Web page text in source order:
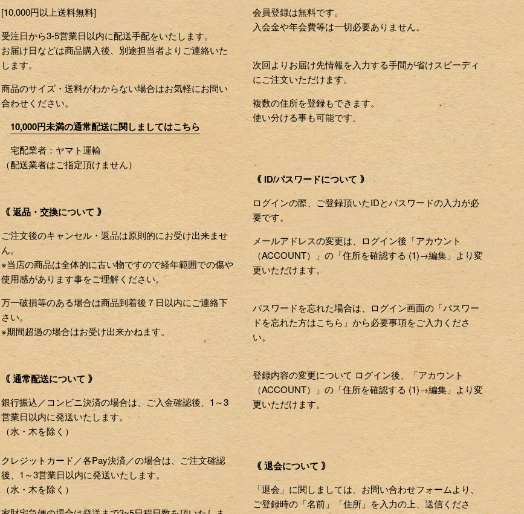
[10,000円以上送料無料]
受注日から3-5営業日以内に配送手配をいたします。
お届け日などは商品購入後、別途担当者よりご連絡いた
します。
商品のサイズ・送料がわからない場合はお気軽にお問い
合わせください。
10,000円未満の通常配送に関しましてはこちら
宅配業者：ヤマト運輸
（配送業者はご指定頂けません）
｟ 返品・交換について ｠
ご注文後のキャンセル・返品は原則的にお受け出来ませ
ん。
※当店の商品は全体的に古い物ですので経年範囲での傷や
使用感があります事をご理解ください。
万一破損等のある場合は商品到着後７日以内にご連絡下
さい。
※期間超過の場合はお受け出来かねます。
｟ 通常配送について ｠
銀行振込／コンビニ決済の場合は、ご入金確認後、1～3
営業日以内に発送いたします。
（水・木を除く）
クレジットカード／各Pay決済／の場合は、ご注文確認
後、1～3営業日以内に発送いたします。
（水・木を除く）
会員登録は無料です。
入会金や年会費等は一切必要ありません。
次回よりお届け先情報を入力する手間が省けスピーディ
にご注文いただけます。
複数の住所を登録もできます。
使い分ける事も可能です。
｟ ID/パスワードについて ｠
ログインの際、ご登録頂いたIDとパスワードの入力が必
要です。
メールアドレスの変更は、ログイン後「アカウント
（ACCOUNT）」の「住所を確認する (1)→編集」より変
更いただけます。
パスワードを忘れた場合は、ログイン画面の「パスワー
ドを忘れた方はこちら」から必要事項をご入力くださ
い。
登録内容の変更について ログイン後、「アカウント
（ACCOUNT）」の「住所を確認する (1)→編集」より変
更いただけます。
｟ 退会について ｠
「退会」に関しましては、お問い合わせフォームより、
ご登録時の「名前」「住所」を入力の上、送信くださ